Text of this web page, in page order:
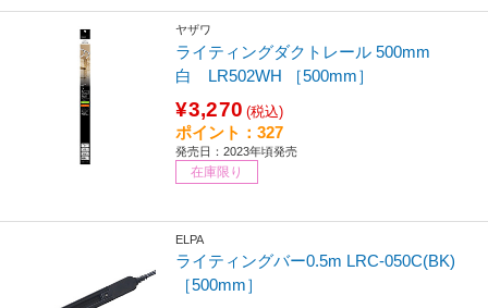
ヤザワ
ライティングダクトレール 500mm
白 LR502WH ［500mm］
¥3,270 (税込)
ポイント：327
発売日：2023年頃発売
在庫限り
ELPA
ライティングバー0.5m LRC-050C(BK)
［500mm］